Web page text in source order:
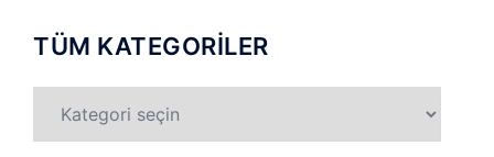
TÜM KATEGORİLER
KATEGORİLER